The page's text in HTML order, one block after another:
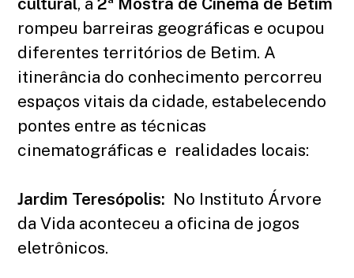
rompeu barreiras geográficas e ocupou
diferentes territórios de Betim. A
itinerância do conhecimento percorreu
espaços vitais da cidade, estabelecendo
pontes entre as técnicas
cinematográficas e realidades locais:
Jardim Teresópolis: No Instituto Árvore
da Vida aconteceu a oficina de jogos
eletrônicos.